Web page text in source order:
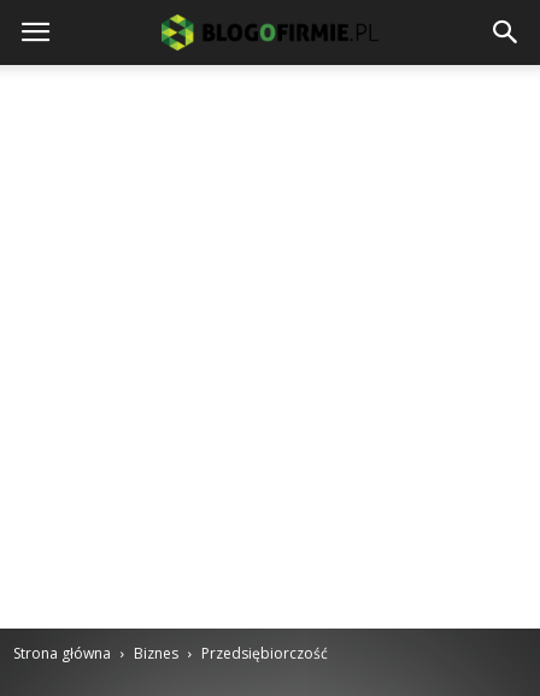
Strona główna Biznes Przedsiębiorczość